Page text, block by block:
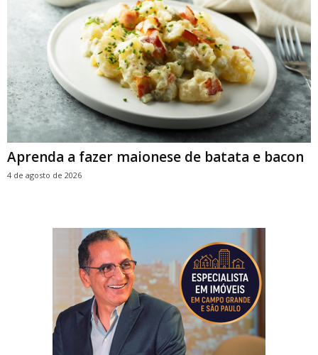
Aprenda a fazer maionese de batata e bacon
4 de agosto de 2026